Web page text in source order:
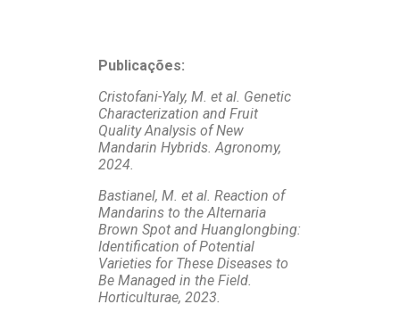
Publicações:
Cristofani-Yaly, M. et al. Genetic
Characterization and Fruit
Quality Analysis of New
Mandarin Hybrids. Agronomy,
2024.
Bastianel, M. et al. Reaction of
Mandarins to the Alternaria
Brown Spot and Huanglongbing:
Identification of Potential
Varieties for These Diseases to
Be Managed in the Field.
Horticulturae, 2023.